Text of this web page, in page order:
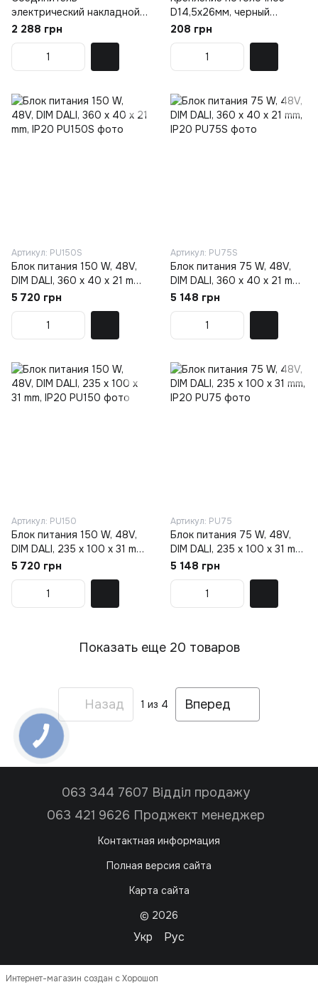
электрический накладной
IN_LINE CORNER 120, 4-x
проводной, чёрный
(06.SE120HR.BK.4x)
2 288 грн
D14,5x26мм, черный
(06.ASP26.BK)
208 грн
Артикул: PU150S
Блок питания 150 W, 48V,
DIM DALI, 360 х 40 х 21 mm,
IP20
5 720 грн
Артикул: PU75S
Блок питания 75 W, 48V,
DIM DALI, 360 х 40 х 21 mm,
IP20
5 148 грн
Артикул: PU150
Блок питания 150 W, 48V,
DIM DALI, 235 х 100 х 31 mm,
IP20
5 720 грн
Артикул: PU75
Блок питания 75 W, 48V,
DIM DALI, 235 х 100 х 31 mm,
IP20
5 148 грн
Показать еще 20 товаров
Назад 1 из 4 Вперед
063 344 7607 Відділ продажу
063 421 9626 Проджект менеджер
Контактная информация
Полная версия сайта
Карта сайта
© 2026
Укр Рус
Интернет-магазин создан с Хорошоп